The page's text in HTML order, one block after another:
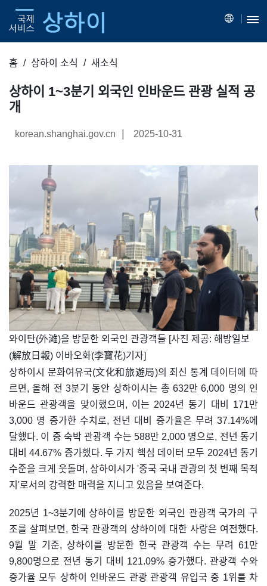
홈 상하이 소식 새소식
상하이 1~3분기 외국인 인바운드 관광 실적 공
개
korean.shanghai.gov.cn | 2025-10-31
​와이탄(外滩)을 방문한 외국인 관광객들 [사진 제공: 해방일보
(解放日報) 이바오화(李寶花)기자]
상하이시 문화여유국(文化和旅遊局)의 최신 통계 데이터에 따
르면, 올해 전 3분기 동안 상하이시는 총 632만 6,000 명의 인
바운드 관광객을 맞이했으며, 이는 2024년 동기 대비 171만
3,000 명 증가한 수치로, 전년 대비 증가율은 무려 37.14%에
달했다. 이 중 숙박 관광객 수는 588만 2,000 명으로, 전년 동기
대비 44.67% 증가했다. 두 가지 핵심 데이터 모두 2024년 동기
수준을 크게 웃돌며, 상하이시가 '중국 국내 관광의 첫 번째 목적
지'로서의 강력한 매력을 지니고 있음을 보여준다.
2025년 1~3분기에 상하이를 방문한 외국인 관광객 국가의 구
조를 살펴보면, 한국 관광객의 상하이에 대한 사랑은 여전했다.
9월 말 기준, 상하이를 방문한 한국 관광객 수는 무려 61만
9,800명으로 전년 동기 대비 121.09% 증가했다. 관광객 수와
증가율 모두 상하이 인바운드 관광 관광객 유입국 중 1위를 차